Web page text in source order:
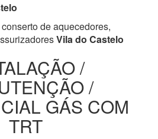
de aquecedores,
Vila do Castelo
/
/
GÁS COM
TRT